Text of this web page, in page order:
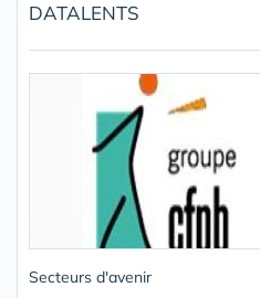
DATALENTS
Secteurs d'avenir